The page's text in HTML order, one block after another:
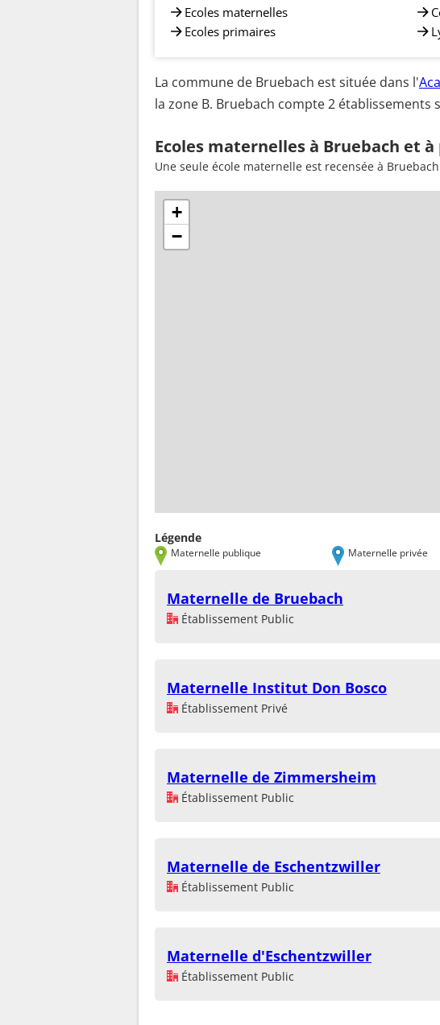
Ecoles maternelles
Ecoles primaires
La commune de Bruebach est située dans l'
la zone B. Bruebach compte 2
Ecoles maternelles à Bruebach et
Une seule école maternelle est recensée à Bruebach
+
−
Légende
Maternelle publique Maternelle privée
Maternelle de Bruebach
Établissement Public
Maternelle Institut Don Bosco
Établissement Privé
Maternelle de Zimmersheim
Établissement Public
Maternelle de Eschentzwiller
Établissement Public
Maternelle d'Eschentzwiller
Établissement Public